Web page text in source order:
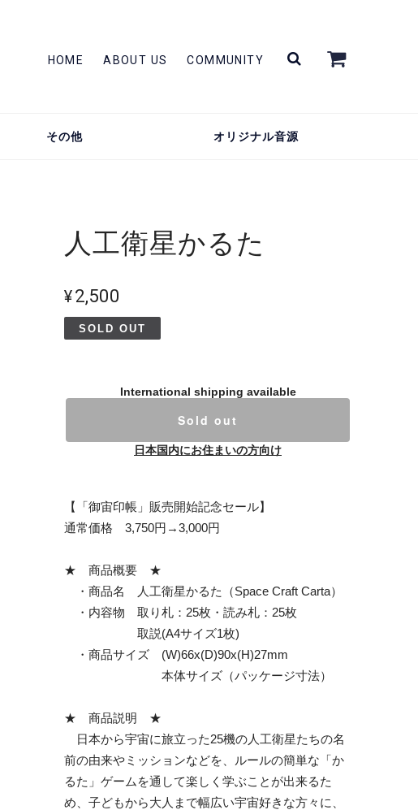
HOME ABOUT US COMMUNITY
その他 オリジナル音源
人工衛星かるた
¥2,500
SOLD OUT
International shipping available
Sold out
日本国内にお住まいの方向け
【「御宙印帳」販売開始記念セール】
通常価格 3,750円→3,000円
★ 商品概要 ★
・商品名 人工衛星かるた（Space Craft Carta）
・内容物 取り札：25枚・読み札：25枚
取説(A4サイズ1枚)
・商品サイズ (W)66x(D)90x(H)27mm
本体サイズ（パッケージ寸法）
★ 商品説明 ★
日本から宇宙に旅立った25機の人工衛星たちの名
前の由来やミッションなどを、ルールの簡単な「か
るた」ゲームを通して楽しく学ぶことが出来るた
め、子どもから大人まで幅広い宇宙好きな方々に、